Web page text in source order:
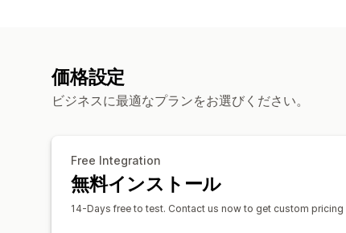
価格設定
ビジネスに最適なプランをお選びください。
Free Integration
無料インストール
14-Days free to test. Contact us now to get custom